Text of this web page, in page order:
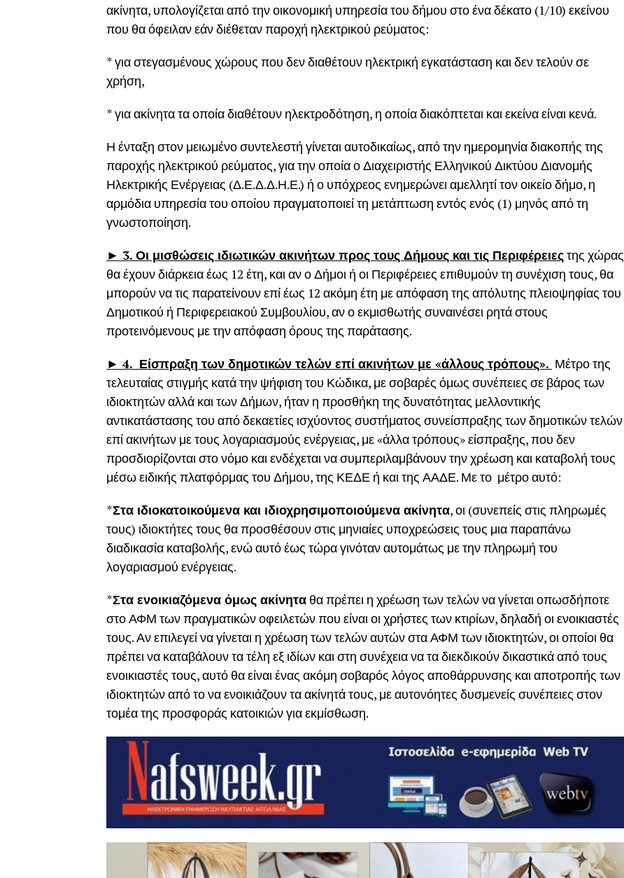
ακίνητα, υπολογίζεται από την οικονομική υπηρεσία του δήμου στο ένα δέκατο (1/10) εκείνου
που θα όφειλαν εάν διέθεταν παροχή ηλεκτρικού ρεύματος:
* για στεγασμένους χώρους που δεν διαθέτουν ηλεκτρική εγκατάσταση και δεν τελούν σε
χρήση,
* για ακίνητα τα οποία διαθέτουν ηλεκτροδότηση, η οποία διακόπτεται και εκείνα είναι κενά.
Η ένταξη στον μειωμένο συντελεστή γίνεται αυτοδικαίως, από την ημερομηνία διακοπής της
παροχής ηλεκτρικού ρεύματος, για την οποία ο Διαχειριστής Ελληνικού Δικτύου Διανομής
Ηλεκτρικής Ενέργειας (Δ.Ε.Δ.Δ.Η.Ε.) ή ο υπόχρεος ενημερώνει αμελλητί τον οικείο δήμο, η
αρμόδια υπηρεσία του οποίου πραγματοποιεί τη μετάπτωση εντός ενός (1) μηνός από τη
γνωστοποίηση.
► 3. Οι μισθώσεις ιδιωτικών ακινήτων προς τους Δήμους και τις Περιφέρειεςτης χώρας
θα έχουν διάρκεια έως 12 έτη, και αν ο Δήμοι ή οι Περιφέρειες επιθυμούν τη συνέχιση τους, θα
μπορούν να τις παρατείνουν επί έως 12 ακόμη έτη με απόφαση της απόλυτης πλειοψηφίας του
Δημοτικού ή Περιφερειακού Συμβουλίου, αν ο εκμισθωτής συναινέσει ρητά στους
προτεινόμενους με την απόφαση όρους της παράτασης.
► 4. Είσπραξη των δημοτικών τελών επί ακινήτων με «άλλους τρόπους». Μέτρο της
τελευταίας στιγμής κατά την ψήφιση του Κώδικα, με σοβαρές όμως συνέπειες σε βάρος των
ιδιοκτητών αλλά και των Δήμων, ήταν η προσθήκη της δυνατότητας μελλοντικής
αντικατάστασης του από δεκαετίες ισχύοντος συστήματος συνείσπραξης των δημοτικών τελών
επί ακινήτων με τους λογαριασμούς ενέργειας, με «άλλα τρόπους» είσπραξης, που δεν
προσδιορίζονται στο νόμο και ενδέχεται να συμπεριλαμβάνουν την χρέωση και καταβολή τους
μέσω ειδικής πλατφόρμας του Δήμου, της ΚΕΔΕ ή και της ΑΑΔΕ. Με το μέτρο αυτό:
*Στα ιδιοκατοικούμενα και ιδιοχρησιμοποιούμενα ακίνητα, οι (συνεπείς στις πληρωμές
τους) ιδιοκτήτες τους θα προσθέσουν στις μηνιαίες υποχρεώσεις τους μια παραπάνω
διαδικασία καταβολής, ενώ αυτό έως τώρα γινόταν αυτομάτως με την πληρωμή του
λογαριασμού ενέργειας.
*Στα ενοικιαζόμενα όμως ακίνητα θα πρέπει η χρέωση των τελών να γίνεται οπωσδήποτε
στο ΑΦΜ των πραγματικών οφειλετών που είναι οι χρήστες των κτιρίων, δηλαδή οι ενοικιαστές
τους. Αν επιλεγεί να γίνεται η χρέωση των τελών αυτών στα ΑΦΜ των ιδιοκτητών, οι οποίοι θα
πρέπει να καταβάλουν τα τέλη εξ ιδίων και στη συνέχεια να τα διεκδικούν δικαστικά από τους
ενοικιαστές τους, αυτό θα είναι ένας ακόμη σοβαρός λόγος αποθάρρυνσης και αποτροπής των
ιδιοκτητών από το να ενοικιάζουν τα ακίνητά τους, με αυτονόητες δυσμενείς συνέπειες στον
τομέα της προσφοράς κατοικιών για εκμίσθωση.